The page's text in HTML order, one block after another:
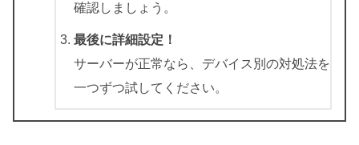
確認しましょう。
最後に詳細設定！
サーバーが正常なら、デバイス別の対処法を
一つずつ試してください。